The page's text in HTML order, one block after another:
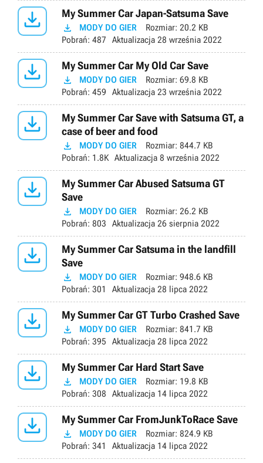
 My Summer Car Japan-Satsuma Save
 MODY DO GIER Rozmiar: 20.2 KB
Pobrań: 487 Aktualizacja 28 września 2022
 My Summer Car My Old Car Save
 MODY DO GIER Rozmiar: 69.8 KB
Pobrań: 459 Aktualizacja 23 września 2022

My Summer Car Save with Satsuma GT, a
case of beer and food
 MODY DO GIER Rozmiar: 844.7 KB
Pobrań: 1.8K Aktualizacja 8 września 2022

My Summer Car Abused Satsuma GT
Save
 MODY DO GIER Rozmiar: 26.2 KB
Pobrań: 803 Aktualizacja 26 sierpnia 2022

My Summer Car Satsuma in the landfill
Save
 MODY DO GIER Rozmiar: 948.6 KB
Pobrań: 301 Aktualizacja 28 lipca 2022
 My Summer Car GT Turbo Crashed Save
 MODY DO GIER Rozmiar: 841.7 KB
Pobrań: 395 Aktualizacja 28 lipca 2022
 My Summer Car Hard Start Save
 MODY DO GIER Rozmiar: 19.8 KB
Pobrań: 308 Aktualizacja 14 lipca 2022
 My Summer Car FromJunkToRace Save
 MODY DO GIER Rozmiar: 824.9 KB
Pobrań: 341 Aktualizacja 14 lipca 2022